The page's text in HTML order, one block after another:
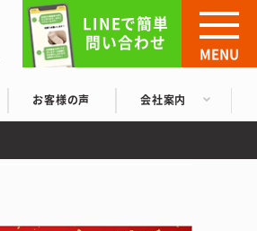
お客様の声 会社案内
LINEで簡単
問い合わせ
MENU